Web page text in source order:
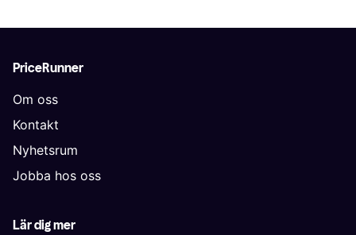
PriceRunner
Om oss
Kontakt
Nyhetsrum
Jobba hos oss
Lär dig mer